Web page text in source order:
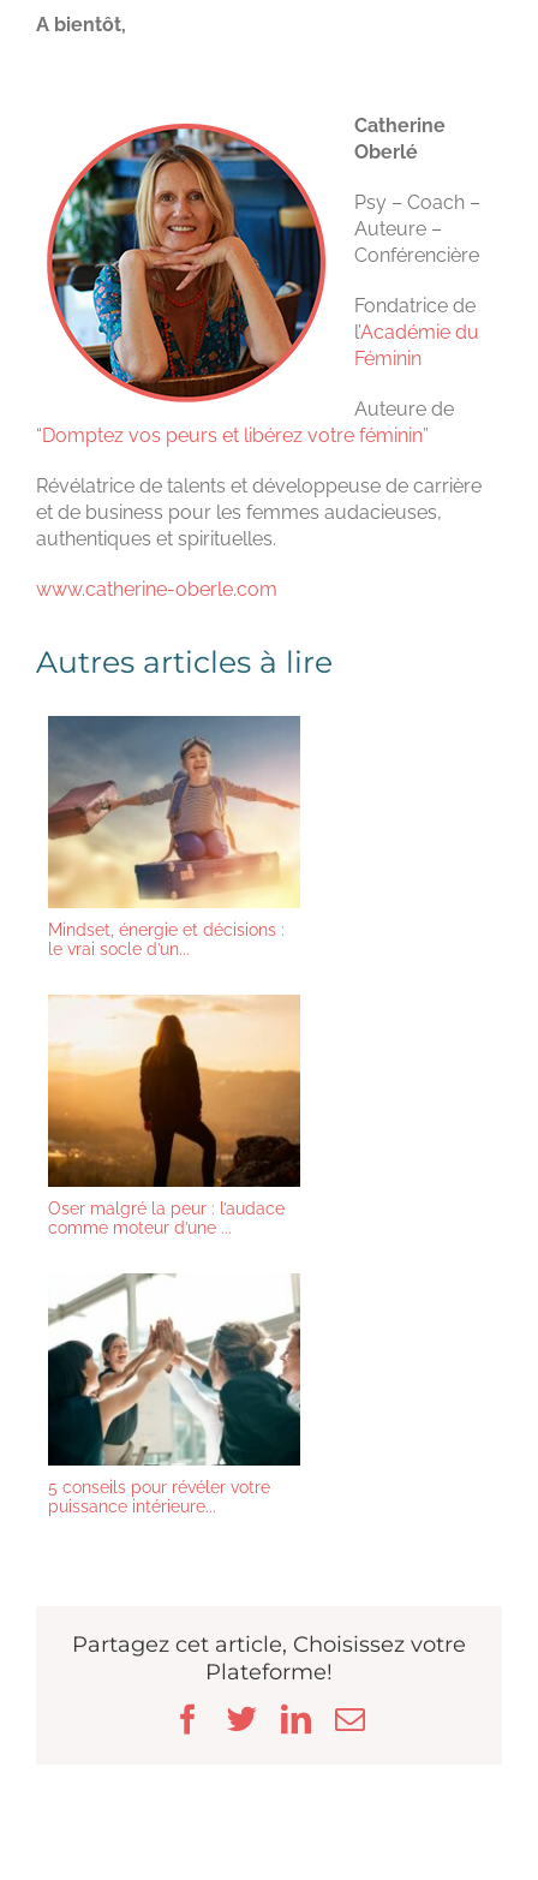
A bientôt,
Catherine
Oberlé
Psy – Coach –
Auteure –
Conférencière
Fondatrice de
l’Académie du
Féminin
Auteure de
“Domptez vos peurs et libérez votre féminin”
Révélatrice de talents et développeuse de carrière
et de business pour les femmes audacieuses,
authentiques et spirituelles.
www.catherine-oberle.com
Autres articles à lire
Mindset, énergie et décisions :
le vrai socle d’un...
Oser malgré la peur : l’audace
comme moteur d’une ...
5 conseils pour révéler votre
puissance intérieure...
Partagez cet article, Choisissez votre
Plateforme!
Facebook
TwitterLinkedIn
Email